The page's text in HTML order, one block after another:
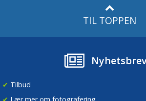
TIL TOPPEN
✔ Tilbud